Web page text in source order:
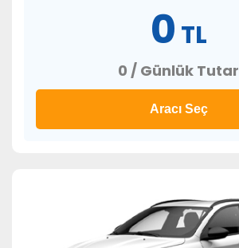
0 TL
0 / Günlük Tutar
Aracı Seç